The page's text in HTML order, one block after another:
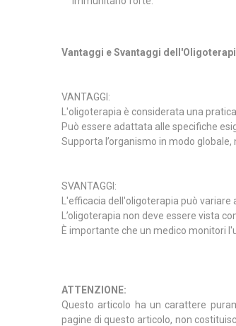
Vantaggi e Svantaggi
VANTAGGI:
L'oligoterapia è considerata una
Può essere adattata alle specifiche
Supporta l’organismo in modo
SVANTAGGI:
L'efficacia dell'oligoterapia può
L’oligoterapia non deve essere vista
È importante che un medico monitori
ATTENZIONE:
Questo articolo ha un carattere
pagine di questo articolo, non